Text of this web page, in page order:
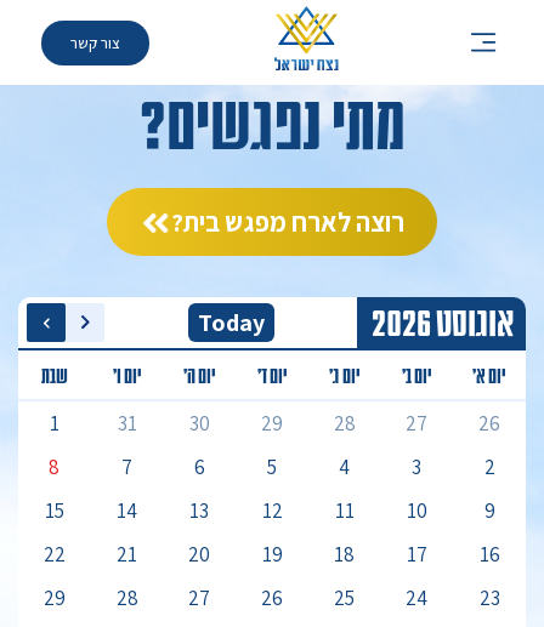
צור קשר
לוח אירועים
מתי נפגשים?
רוצה לארח מפגש בית?
Today אוגוסט 2026
יום א’ יום ב’ יום ג’ יום ד’ יום ה’ יום ו’ שבת
26
27
28
29
30
31
1
2
3
4
5
6
7
8
9
10
11
12
13
14
15
16
17
18
19
20
21
22
23
24
25
26
27
28
29